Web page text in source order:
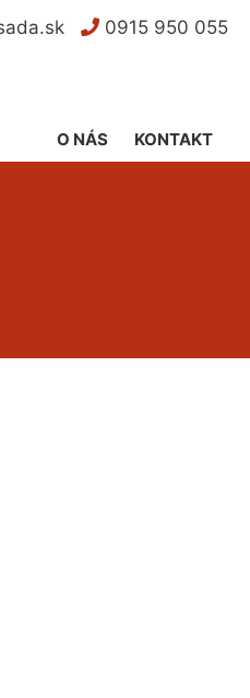
0915 950 055
KONTAKT
O NÁS